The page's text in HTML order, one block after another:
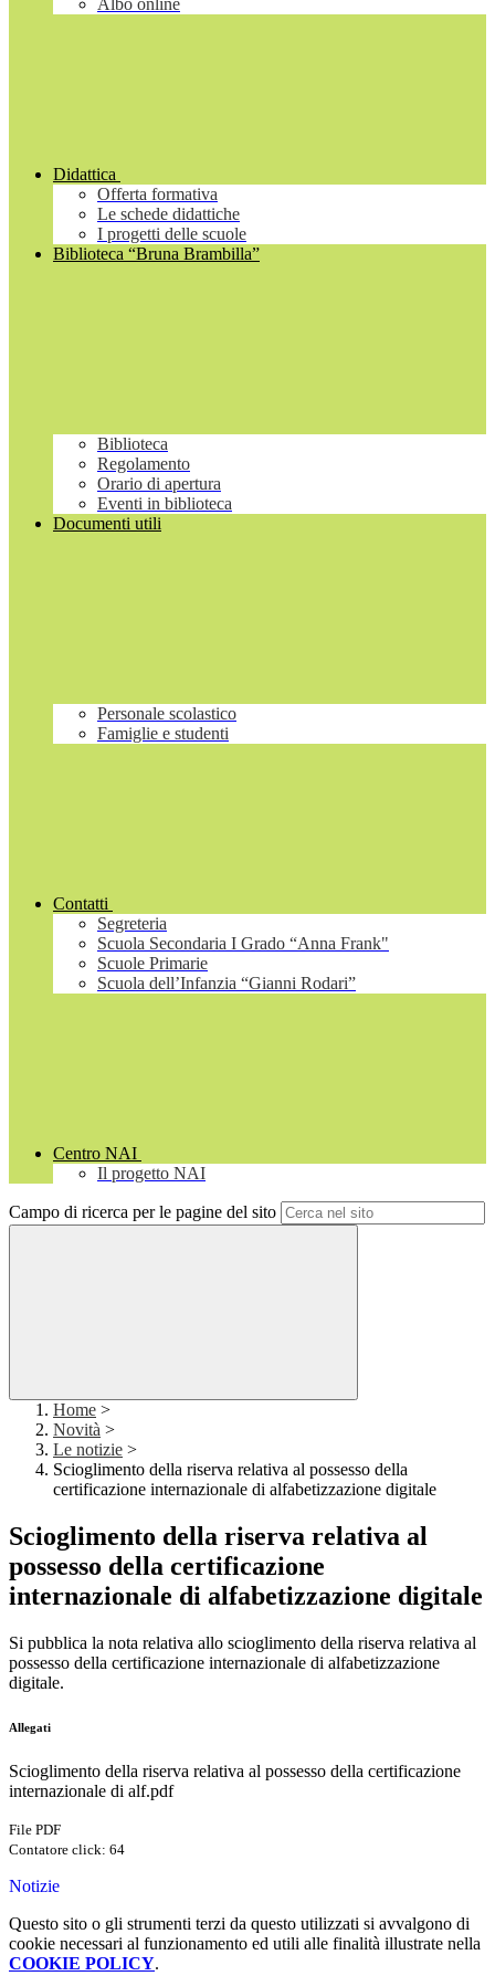
Albo online
Didattica
Offerta formativa
Le schede didattiche
I progetti delle scuole
Biblioteca “Bruna Brambilla”
Biblioteca
Regolamento
Orario di apertura
Eventi in biblioteca
Documenti utili
Personale scolastico
Famiglie e studenti
Contatti
Segreteria
Scuola Secondaria I Grado “Anna Frank"
Scuole Primarie
Scuola dell’Infanzia “Gianni Rodari”
Centro NAI
Il progetto NAI
Campo di ricerca per le pagine del sito
Home >
Novità >
Le notizie >
Scioglimento della riserva relativa al possesso della
certificazione internazionale di alfabetizzazione digitale
Scioglimento della riserva relativa al
possesso della certificazione
internazionale di alfabetizzazione digitale
Si pubblica la nota relativa allo scioglimento della riserva relativa al
possesso della certificazione internazionale di alfabetizzazione
digitale.
Allegati
Scioglimento della riserva relativa al possesso della certificazione
internazionale di alf.pdf
File PDF
Contatore click: 64
Notizie
Questo sito o gli strumenti terzi da questo utilizzati si avvalgono di
cookie necessari al funzionamento ed utili alle finalità illustrate nella
COOKIE POLICY.